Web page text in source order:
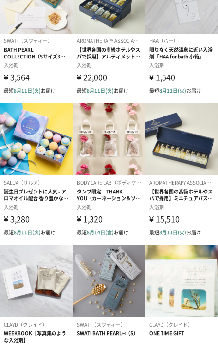
キュートなバスソルトをプレゼントしてみませんか。
パッケージもキュートで、使う前からウキウキするバスソルト
は、プチギフトにぴったりです。入浴剤が好きな方はもちろん、
アロマなど香りの商品が好きな方にもおすすめです。他のプレゼ
ントと一緒に贈るのも素敵ですね。
商品詳細情報
原材料
【いちごの香り】塩化Na、グリセリン、香料、赤227
・素材：外装：プラ
【いちごミルクの香り】塩化Na、香料、赤227
・素材：外装：プラ
重さ/内容量
パッケージ外
【いちご/いちごミルクの香り】プラ包装
製造国
中国
保存方法
高温多湿、直射日光を避け、乳幼児の手の届かないと
ころで保管してください。
使用期限
約2年
使用方法
浴槽のお湯（約200L）に1包入れ、よくかき混ぜてご